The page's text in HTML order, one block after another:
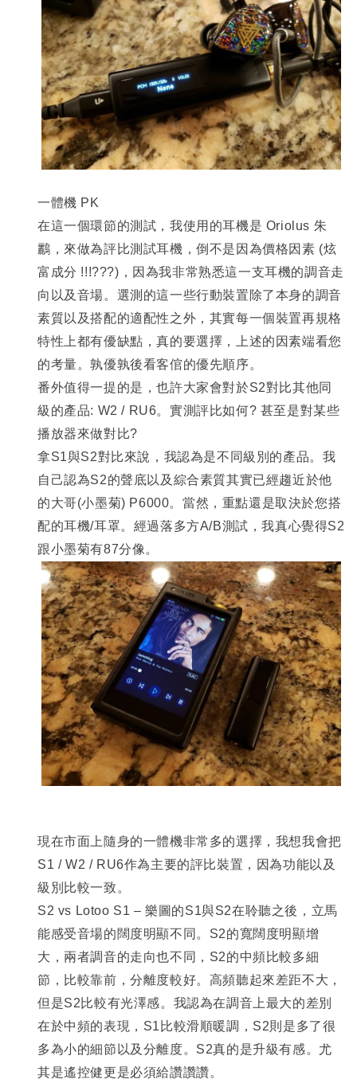
一體機 PK
在這一個環節的測試，我使用的耳機是 Oriolus 朱
鸝，來做為評比測試耳機，倒不是因為價格因素 (炫
富成分 !!!???)，因為我非常熟悉這一支耳機的調音走
向以及音場。選測的這一些行動裝置除了本身的調音
素質以及搭配的適配性之外，其實每一個裝置再規格
特性上都有優缺點，真的要選擇，上述的因素端看您
的考量。孰優孰後看客倌的優先順序。
番外值得一提的是，也許大家會對於S2對比其他同
級的產品: W2 / RU6。實測評比如何? 甚至是對某些
播放器來做對比?
拿S1與S2對比來說，我認為是不同級別的產品。我
自己認為S2的聲底以及綜合素質其實已經趨近於他
的大哥(小墨菊) P6000。當然，重點還是取決於您搭
配的耳機/耳罩。經過落多方A/B測試，我真心覺得S2
跟小墨菊有87分像。
現在市面上隨身的一體機非常多的選擇，我想我會把
S1 / W2 / RU6作為主要的評比裝置，因為功能以及
級別比較一致。
S2 vs Lotoo S1 –樂圖的S1與S2在聆聽之後，立馬
能感受音場的闊度明顯不同。S2的寬闊度明顯增
大，兩者調音的走向也不同，S2的中頻比較多細
節，比較靠前，分離度較好。高頻聽起來差距不大，
但是S2比較有光澤感。我認為在調音上最大的差別
在於中頻的表現，S1比較滑順暖調，S2則是多了很
多為小的細節以及分離度。S2真的是升級有感。尤
其是遙控健更是必須給讚讚讚。